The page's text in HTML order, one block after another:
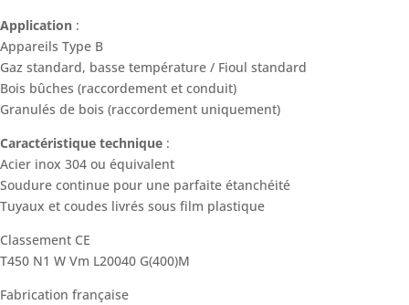
Application :
Appareils Type B
Gaz standard, basse température / Fioul standard
Bois bûches (raccordement et conduit)
Granulés de bois (raccordement uniquement)
Caractéristique technique :
Acier inox 304 ou équivalent
Soudure continue pour une parfaite étanchéité
Tuyaux et coudes livrés sous film plastique
Classement CE
T450 N1 W Vm L20040 G(400)M
Fabrication française